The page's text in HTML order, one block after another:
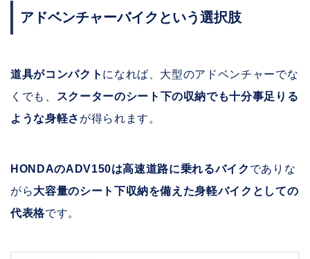
アドベンチャーバイクという選択肢
道具がコンパクト になれば、大型のアドベンチャーでな
くでも、
スクーターのシート下の収納でも十分事足りる
ような身軽さ が得られます。
HONDAのADV150は高速道路に乗れるバイク でありな
がら大容量のシート下収納を備えた身軽バイクとしての
代表格です。